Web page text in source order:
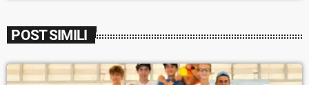
POST SIMILI